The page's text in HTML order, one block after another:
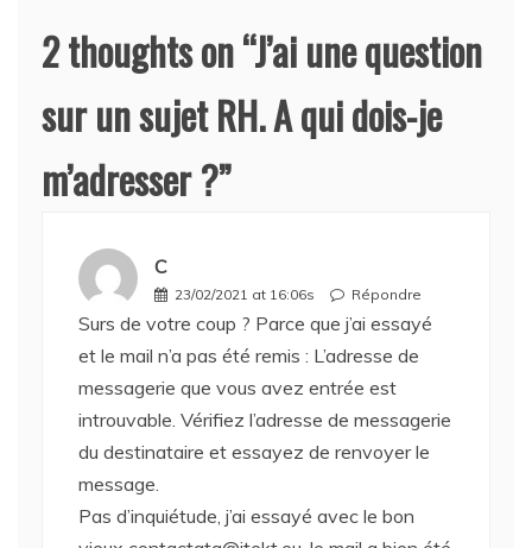
l’article
2 thoughts on “J’ai une question
sur un sujet RH. A qui dois-je
m’adresser ?”
C
23/02/2021 at 16:06s Répondre
Surs de votre coup ? Parce que j’ai essayé
et le mail n’a pas été remis : L’adresse de
messagerie que vous avez entrée est
introuvable. Vérifiez l’adresse de messagerie
du destinataire et essayez de renvoyer le
message.
Pas d’inquiétude, j’ai essayé avec le bon